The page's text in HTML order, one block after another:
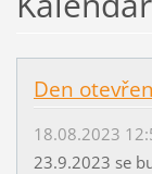
Den
18.08.2023
23.9.2023 se